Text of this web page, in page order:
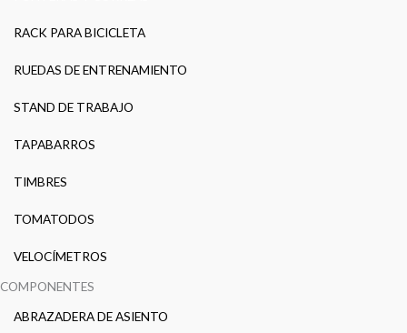
RACK PARA BICICLETA
RUEDAS DE ENTRENAMIENTO
STAND DE TRABAJO
TAPABARROS
TIMBRES
TOMATODOS
VELOCÍMETROS
COMPONENTES
ABRAZADERA DE ASIENTO